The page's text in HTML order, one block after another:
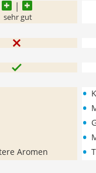
sehr gut
Aromen
•
•
•
•
•